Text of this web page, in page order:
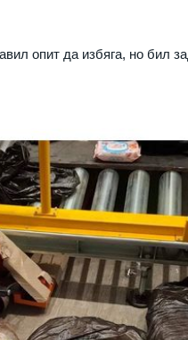
опит да избяга, но бил